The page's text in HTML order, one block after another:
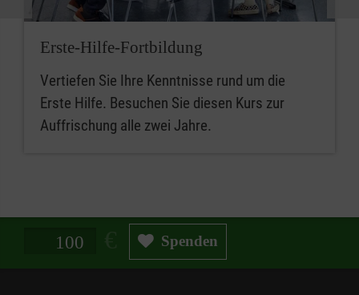
Erste-Hilfe-Fortbildung
Vertiefen Sie Ihre Kenntnisse rund um die
Erste Hilfe. Besuchen Sie diesen Kurs zur
Auffrischung alle zwei Jahre.
Spendenbetrag in Euro Spenden